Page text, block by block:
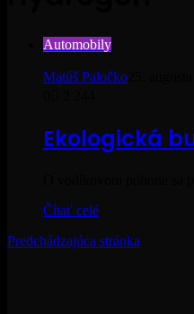
Automobily
Matúš Paločko
Ekologická
Čítať celé
Predchádzajúca stránka